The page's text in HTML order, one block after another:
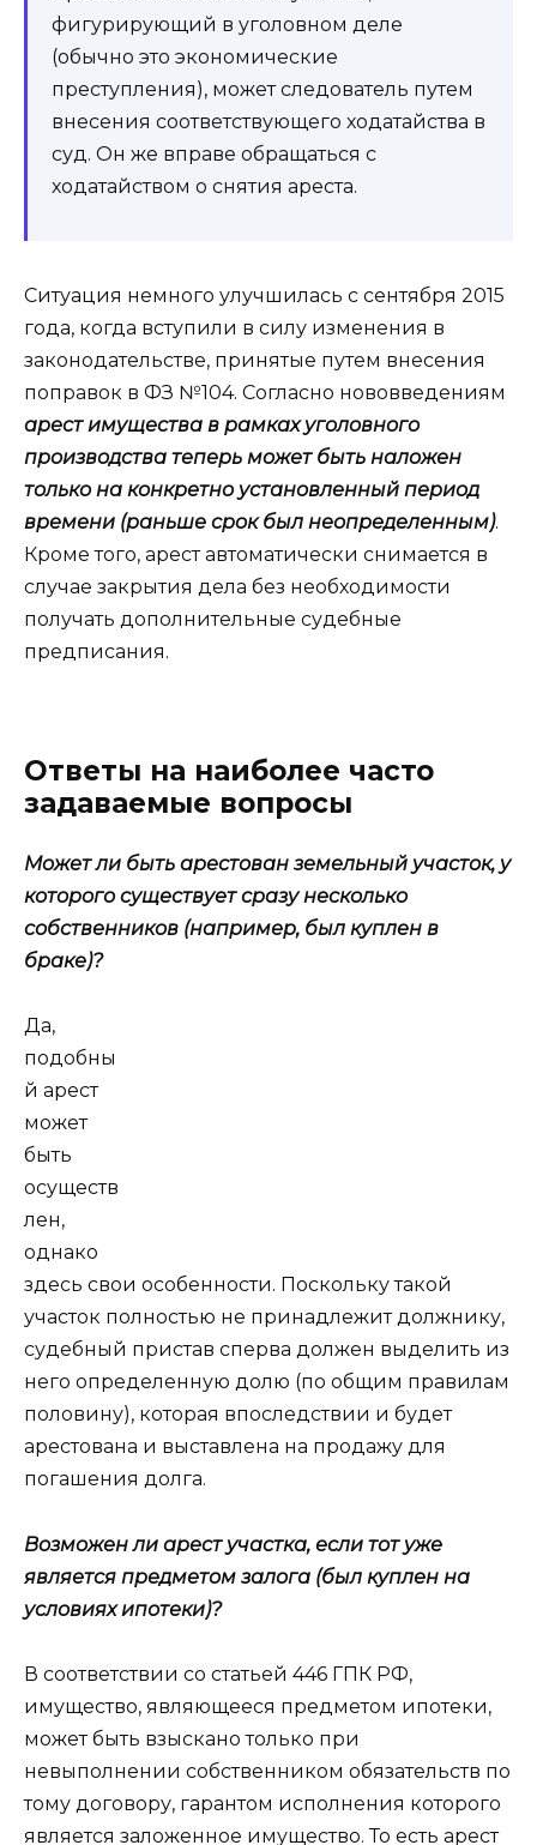
фигурирующий в уголовном деле
(обычно это экономические
преступления), может следователь путем
внесения соответствующего ходатайства в
суд. Он же вправе обращаться с
ходатайством о снятия ареста.
Ситуация немного улучшилась с сентября 2015
года, когда вступили в силу изменения в
законодательстве, принятые путем внесения
поправок в ФЗ №104. Согласно нововведениям
арест имущества в рамках уголовного
производства теперь может быть наложен
только на конкретно установленный период
времени (раньше срок был неопределенным).
Кроме того, арест автоматически снимается в
случае закрытия дела без необходимости
получать дополнительные судебные
предписания.
Ответы на наиболее часто
задаваемые вопросы
Может ли быть арестован земельный участок, у
которого существует сразу несколько
собственников (например, был куплен в
браке)?
Да,
подобны
й арест
может
быть
осуществ
лен,
однако
здесь свои особенности. Поскольку такой
участок полностью не принадлежит должнику,
судебный пристав сперва должен выделить из
него определенную долю (по общим правилам
половину), которая впоследствии и будет
арестована и выставлена на продажу для
погашения долга.
Возможен ли арест участка, если тот уже
является предметом залога (был куплен на
условиях ипотеки)?
В соответствии со статьей 446 ГПК РФ,
имущество, являющееся предметом ипотеки,
может быть взыскано только при
невыполнении собственником обязательств по
тому договору, гарантом исполнения которого
является заложенное имущество. То есть арест